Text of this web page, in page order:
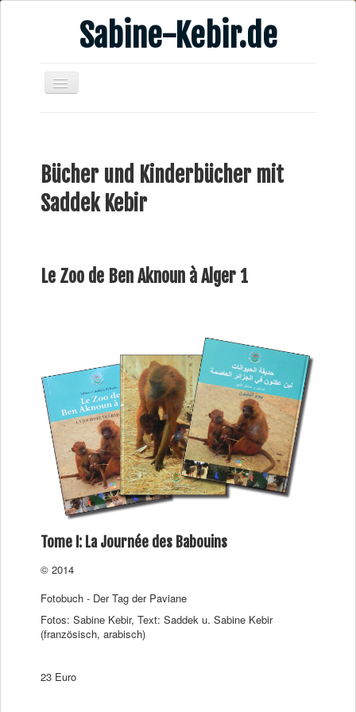
Sabine-Kebir.de
Publikationen
Veranstaltungsangebote
Verschiedenes
Bücher und Kinderbücher mit
Saddek Kebir
Le Zoo de Ben Aknoun à Alger 1
Tome I: La Journée des Babouins
© 2014
Fotobuch - Der Tag der Paviane
Fotos: Sabine Kebir, Text: Saddek u. Sabine Kebir
(französisch, arabisch)
23 Euro